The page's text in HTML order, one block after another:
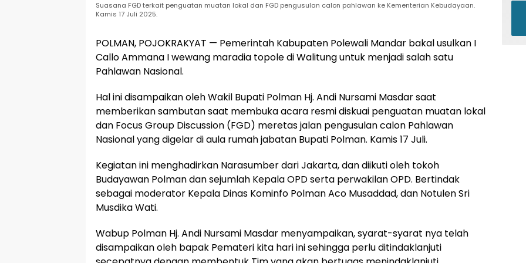
Suasana FGD terkait penguatan muatan lokal dan FGD pengusulan calon pahlawan ke Kementerian Kebudayaan.
Kamis 17 Juli 2025.
POLMAN, POJOKRAKYAT — Pemerintah Kabupaten Polewali Mandar bakal usulkan I
Callo Ammana I wewang maradia topole di Walitung untuk menjadi salah satu
Pahlawan Nasional.
Hal ini disampaikan oleh Wakil Bupati Polman Hj. Andi Nursami Masdar saat
memberikan sambutan saat membuka acara resmi diskuai penguatan muatan lokal
dan Focus Group Discussion (FGD) meretas jalan pengusulan calon Pahlawan
Nasional yang digelar di aula rumah jabatan Bupati Polman. Kamis 17 Juli.
Kegiatan ini menghadirkan Narasumber dari Jakarta, dan diikuti oleh tokoh
Budayawan Polman dan sejumlah Kepala OPD serta perwakilan OPD. Bertindak
sebagai moderator Kepala Dinas Kominfo Polman Aco Musaddad, dan Notulen Sri
Musdika Wati.
Wabup Polman Hj. Andi Nursami Masdar menyampaikan, syarat-syarat nya telah
disampaikan oleh bapak Pemateri kita hari ini sehingga perlu ditindaklanjuti